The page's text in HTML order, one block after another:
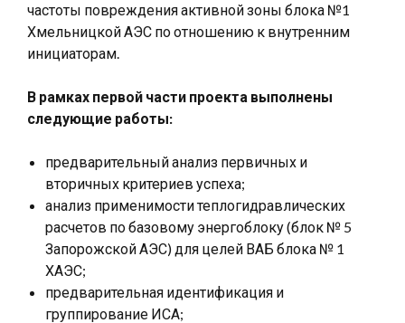
частоты повреждения активной зоны блока №1
Хмельницкой АЭС по отношению к внутренним
инициаторам.
В рамках первой части проекта выполнены
следующие работы:
предварительный анализ первичных и
вторичных критериев успеха;
анализ применимости теплогидравлических
расчетов по базовому энергоблоку (блок № 5
Запорожской АЭС) для целей ВАБ блока № 1
ХАЭС;
предварительная идентификация и
группирование ИСА;